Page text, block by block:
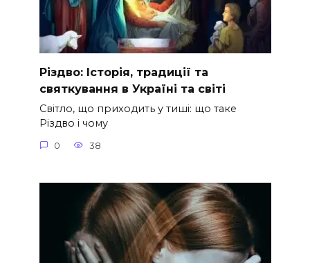
Різдво: Історія, традиції та
святкування в Україні та світі
Світло, що приходить у тиші: що таке
Різдво і чому
0 38